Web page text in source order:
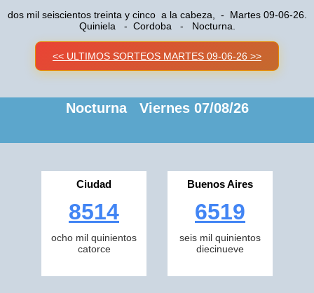
dos mil seiscientos treinta y cinco a la cabeza, - Martes 09-06-26.
Quiniela - Cordoba - Nocturna.
<< ULTIMOS SORTEOS MARTES 09-06-26 >>
Nocturna Viernes 07/08/26
Ciudad
8514
ocho mil quinientos
catorce
Buenos Aires
6519
seis mil quinientos
diecinueve